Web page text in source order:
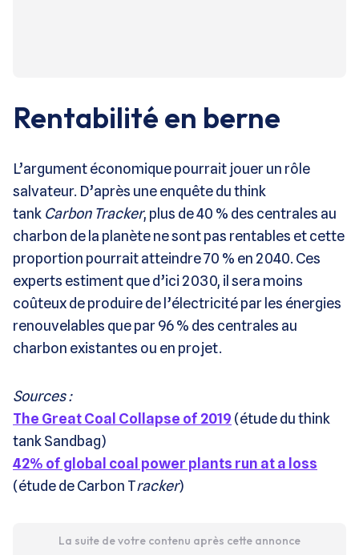
Rentabilité en berne
L’argument économique pourrait jouer un rôle
salvateur. D’après une enquête du think
tank Carbon Tracker, plus de 40 % des centrales au
charbon de la planète ne sont pas rentables et cette
proportion pourrait atteindre 70 % en 2040. Ces
experts estiment que d’ici 2030, il sera moins
coûteux de produire de l’électricité par les énergies
renouvelables que par 96 % des centrales au
charbon existantes ou en projet.
Sources :
The Great Coal Collapse of 2019 (étude du think
tank Sandbag)
42% of global coal power plants run at a loss
(étude de Carbon Tracker)
La suite de votre contenu après cette annonce